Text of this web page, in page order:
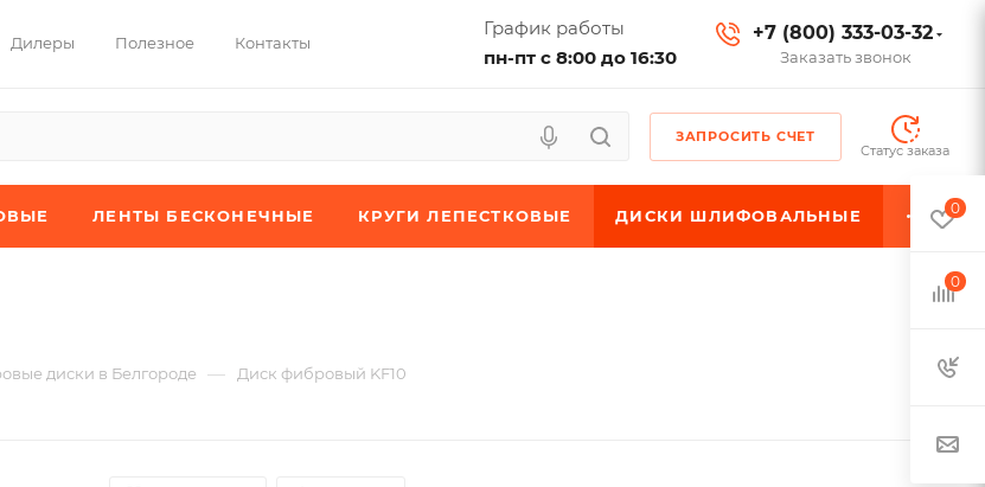
Дилеры Полезное Контакты
График работы
пн-пт с 8:00 до 16:30
+7 (800) 333-03-32
Заказать звонок
ЗАПРОСИТЬ СЧЕТ
Статус заказа
ЛЕНТЫ БЕСКОНЕЧНЫЕ КРУГИ ЛЕПЕСТКОВЫЕ ДИСКИ ШЛИФОВАЛЬНЫЕ
диски в Белгороде — Диск фибровый KF10
0
0